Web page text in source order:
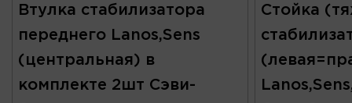
Втулка стабилизатора
переднего Lanos,Sens
(центральная) в
комплекте 2шт Сэви-
Стойка